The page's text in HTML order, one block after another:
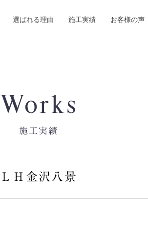
選ばれる理由 施工実績 お客様の声
Works
施工実績
ＬＨ金沢八景